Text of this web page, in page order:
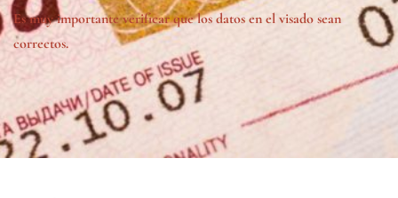
Es muy importante verificar que los datos en el visado sean
correctos.